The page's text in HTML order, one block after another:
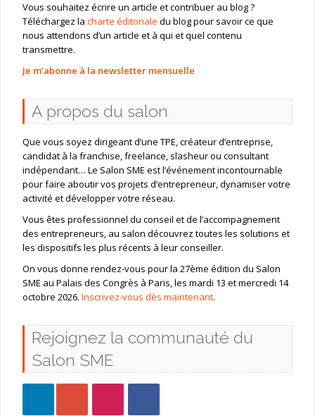
Vous souhaitez écrire un article et contribuer au blog ?
Téléchargez la charte éditoriale du blog pour savoir ce que
nous attendons d’un article et à qui et quel contenu
transmettre.
Je m’abonne à la newsletter mensuelle
A propos du salon
Que vous soyez dirigeant d’une TPE, créateur d’entreprise,
candidat à la franchise, freelance, slasheur ou consultant
indépendant… Le Salon SME est l’événement incontournable
pour faire aboutir vos projets d’entrepreneur, dynamiser votre
activité et développer votre réseau.
Vous êtes professionnel du conseil et de l’accompagnement
des entrepreneurs, au salon découvrez toutes les solutions et
les dispositifs les plus récents à leur conseiller.
On vous donne rendez-vous pour la 27ème édition du Salon
SME au Palais des Congrès à Paris, les mardi 13 et mercredi 14
octobre 2026. Inscrivez-vous dès maintenant.
Rejoignez la communauté du
Salon SME